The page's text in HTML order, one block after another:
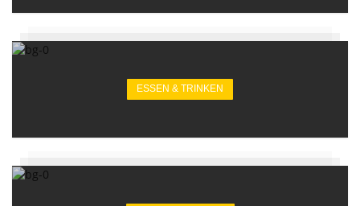
ESSEN & TRINKEN